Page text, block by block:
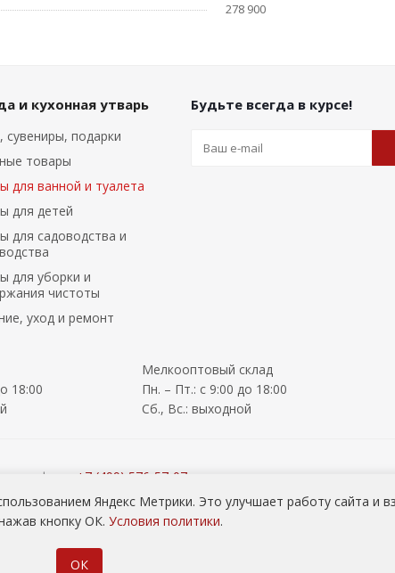
278 900
и кухонная утварь
сувениры, подарки
товары
для ванной и туалета
для детей
для садоводства и
для уборки и
чистоты
уход и ремонт
Будьте всегда в курсе!
18:00
Мелкооптовый склад
Пн. – Пт.: с 9:00 до 18:00
Сб., Вс.: выходной
телефону:
+7 (499) 576-57-07
(926) 408-96-60Яндекс Метрики. Это улучшает работу сайта и
кнопку ОК. Условия политики.
ОК